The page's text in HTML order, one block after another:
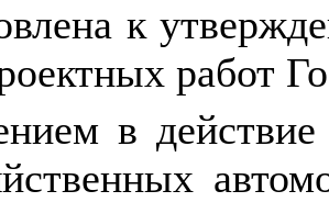
к утвержде
ектных работ
м в дейс
ственных